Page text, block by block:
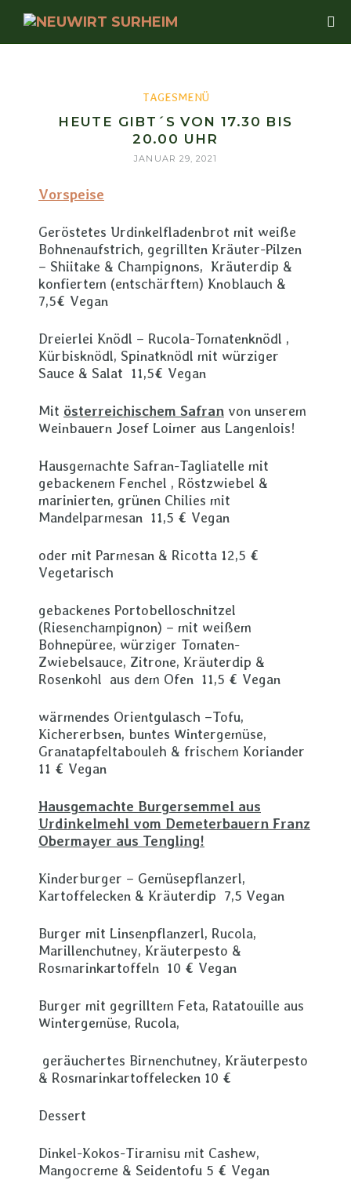
TAGESMENÜ
HEUTE GIBT´S VON 17.30 BIS
20.00 UHR
JANUAR 29, 2021
Vorspeise
Geröstetes Urdinkelfladenbrot mit weiße
Bohnenaufstrich, gegrillten Kräuter-Pilzen
– Shiitake & Champignons, Kräuterdip &
konfiertem (entschärftem) Knoblauch &
7,5€ Vegan
Dreierlei Knödl – Rucola-Tomatenknödl ,
Kürbisknödl, Spinatknödl mit würziger
Sauce & Salat 11,5€ Vegan
Mit österreichischem Safran von unserem
Weinbauern Josef Loimer aus Langenlois!
Hausgemachte Safran-Tagliatelle mit
gebackenem Fenchel , Röstzwiebel &
marinierten, grünen Chilies mit
Mandelparmesan 11,5 € Vegan
oder mit Parmesan & Ricotta 12,5 €
Vegetarisch
gebackenes Portobelloschnitzel
(Riesenchampignon) – mit weißem
Bohnepüree, würziger Tomaten-
Zwiebelsauce, Zitrone, Kräuterdip &
Rosenkohl aus dem Ofen 11,5 € Vegan
wärmendes Orientgulasch –Tofu,
Kichererbsen, buntes Wintergemüse,
Granatapfeltabouleh & frischem Koriander
11 € Vegan
Hausgemachte Burgersemmel aus
Urdinkelmehl vom Demeterbauern Franz
Obermayer aus Tengling!
Kinderburger – Gemüsepflanzerl,
Kartoffelecken & Kräuterdip 7,5 Vegan
Burger mit Linsenpflanzerl, Rucola,
Marillenchutney, Kräuterpesto &
Rosmarinkartoffeln 10 € Vegan
Burger mit gegrilltem Feta, Ratatouille aus
Wintergemüse, Rucola,
geräuchertes Birnenchutney, Kräuterpesto
& Rosmarinkartoffelecken 10 €
Dessert
Dinkel-Kokos-Tiramisu mit Cashew,
Mangocreme & Seidentofu 5 € Vegan